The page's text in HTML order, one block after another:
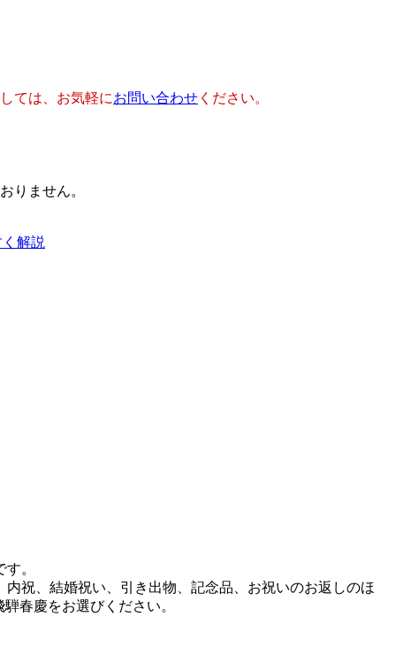
ては、お気軽にお問い合わせ ください。
りません。
。
祝、結婚祝い、引き出物、記念品、お祝いのお返しのほ
春慶をお選びください。